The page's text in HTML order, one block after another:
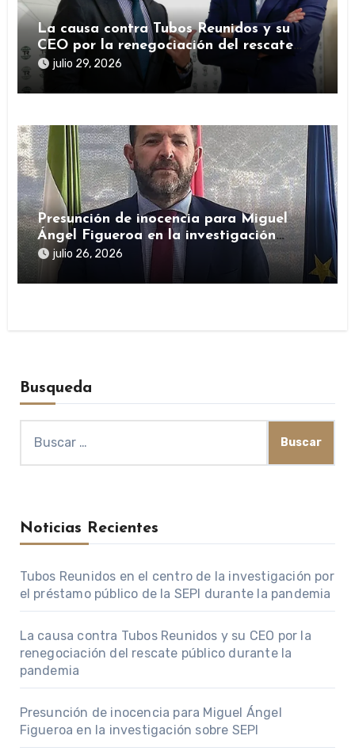
La causa contra Tubos Reunidos y su
CEO por la renegociación del rescate
público durante la pandemia
julio 29, 2026
Presunción de inocencia para Miguel
Ángel Figueroa en la investigación
sobre SEPI
julio 26, 2026
Busqueda
Noticias Recientes
Tubos Reunidos en el centro de la investigación por
el préstamo público de la SEPI durante la pandemia
La causa contra Tubos Reunidos y su CEO por la
renegociación del rescate público durante la
pandemia
Presunción de inocencia para Miguel Ángel
Figueroa en la investigación sobre SEPI